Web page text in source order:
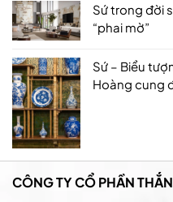
Sứ trong đời
“phai mờ”
Sứ – Biểu
Hoàng cung
CÔNG TY CỔ PHẦN